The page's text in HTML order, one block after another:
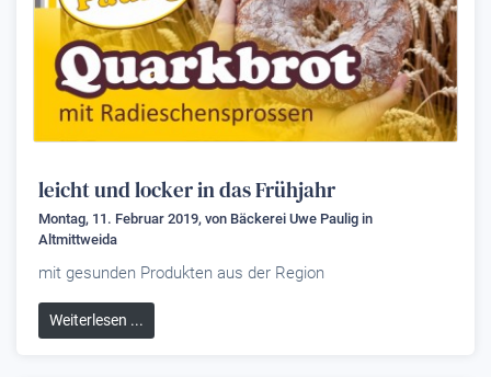
leicht und locker in das Frühjahr
Montag, 11. Februar 2019, von Bäckerei Uwe Paulig in
Altmittweida
mit gesunden Produkten aus der Region
Weiterlesen ...